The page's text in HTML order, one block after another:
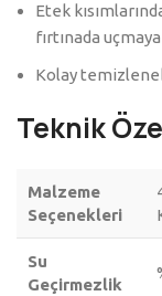
Etek
fırtınada
Kolay
Teknik
Malzeme
Seçenekleri
Su
Geçirmezlik